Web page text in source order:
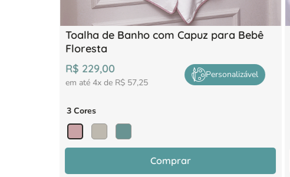
Toalha de Banho com Capuz para Bebê
Floresta
R$ 229,00
em até 4x de R$ 57,25
Personalizável
3 Cores
Comprar